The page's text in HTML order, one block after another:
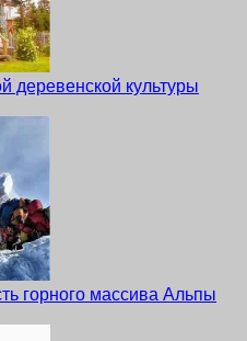
деревенской культуры
горного массива Альпы